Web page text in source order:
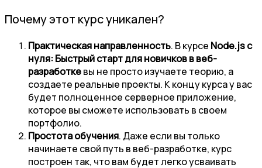
Почему этот курс уникален?
Практическая направленность. В курсе Node.js с
нуля: Быстрый старт для новичков в веб-
разработкевы не просто изучаете теорию, а
создаете реальные проекты. К концу курса у вас
будет полноценное серверное приложение,
которое вы сможете использовать в своем
портфолио.
Простота обучения. Даже если вы только
начинаете свой путь в веб-разработке, курс
построен так, что вам будет легко усваивать